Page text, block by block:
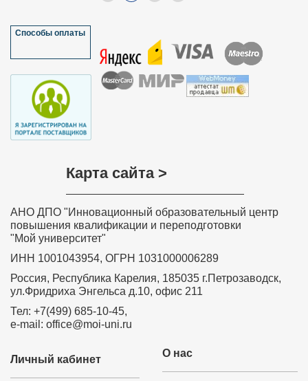
Способы оплаты
Карта сайта >
АНО ДПО "Инновационный образовательный центр
повышения квалификации и переподготовки
"Мой университет"
ИНН 1001043954, ОГРН 1031000006289
Россия, Республика Карелия, 185035 г.Петрозаводск,
ул.Фридриха Энгельса д.10, офис 211
Тел: +7(499) 685-10-45,
e-mail: office@moi-uni.ru
О нас
Личный кабинет